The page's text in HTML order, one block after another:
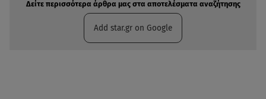
Δείτε περισσότερα άρθρα μας στα αποτελέσματα αναζήτησης
Add star.gr on Google